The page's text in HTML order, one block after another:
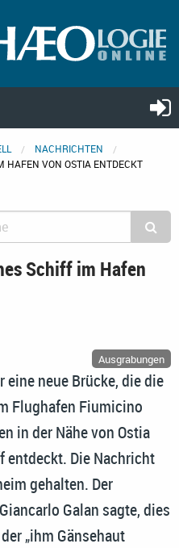
NACHRICHTEN
HAFEN VON OSTIA ENTDECKT
Schiff im Hafen
Ausgrabungen
eine neue Brücke, die die
Flughafen Fiumicino
in der Nähe von Ostia
Die Nachricht
gehalten. Der
Galan sagte, dies
„ihm Gänsehaut